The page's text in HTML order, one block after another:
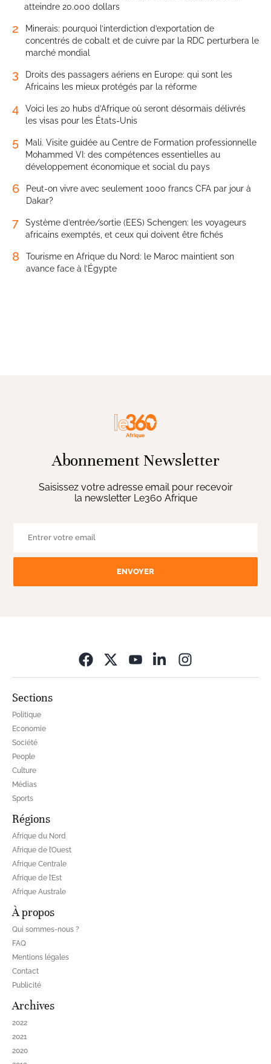
atteindre 20.000 dollars
2
Minerais: pourquoi l’interdiction d’exportation de
concentrés de cobalt et de cuivre par la RDC perturbera le
marché mondial
3
Droits des passagers aériens en Europe: qui sont les
Africains les mieux protégés par la réforme
4
Voici les 20 hubs d’Afrique où seront désormais délivrés
les visas pour les États-Unis
5
Mali. Visite guidée au Centre de Formation professionnelle
Mohammed VI: des compétences essentielles au
développement économique et social du pays
6
Peut-on vivre avec seulement 1000 francs CFA par jour à
Dakar?
7
Système d’entrée/sortie (EES) Schengen: les voyageurs
africains exemptés, et ceux qui doivent être fichés
8
Tourisme en Afrique du Nord: le Maroc maintient son
avance face à l’Égypte
Abonnement Newsletter
Saisissez votre adresse email pour recevoir
la newsletter Le360 Afrique
ENVOYER
Sections
Politique
Economie
Société
People
Culture
Médias
Sports
Régions
Afrique du Nord
Afrique de l’Ouest
Afrique Centrale
Afrique de l’Est
Afrique Australe
À propos
Qui sommes-nous ?
FAQ
Mentions légales
Contact
Publicité
Archives
2022
2021
2020